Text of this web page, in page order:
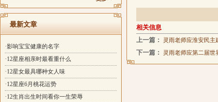
最新文章
·影响宝宝健康的名字
·12星座相亲时最看重什么
·12星女最具哪种女人味
·12星座6月桃花运势
·12生肖出生时间看你一生荣辱
相关信息
上一篇：
灵雨老师应淮安民
下一篇： 灵雨老师应第二届